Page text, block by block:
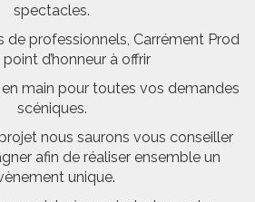
spectacles.
de professionnels, Carrément Prod
d’honneur à offrir
main pour toutes vos demandes
scéniques.
nous saurons vous conseiller
afin de réaliser ensemble un
unique.